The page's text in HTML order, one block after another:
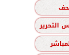
التحرير